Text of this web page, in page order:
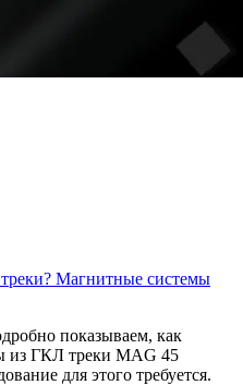
Магнитные системы
показываем, как
из ГКЛ треки MAG 45
для этого требуется.